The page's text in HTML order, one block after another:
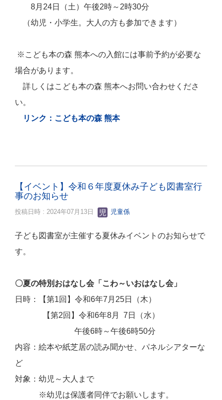
8月24日（土）午後2時～2時30分
（幼児・小学生。大人の方も参加できます）
※こども本の森 熊本への入館には事前予約が必要な
場合があります。
詳しくはこども本の森 熊本へお問い合わせくださ
い。
リンク：こども本の森 熊本
【イベント】令和６年度夏休み子ども図書室行
事のお知らせ
投稿日時 : 2024年07月13日 児童係
子ども図書室が主催する夏休みイベントのお知らせで
す。
〇夏の特別おはなし会「こわ～いおはなし会」
日時：【第1回】令和6年7月25日（木）
【第2回】令和6年8月 7日（水）
午後6時～午後6時50分
内容：絵本や紙芝居の読み聞かせ、パネルシアターな
ど
対象：幼児～大人まで
※幼児は保護者同伴でお願いします。